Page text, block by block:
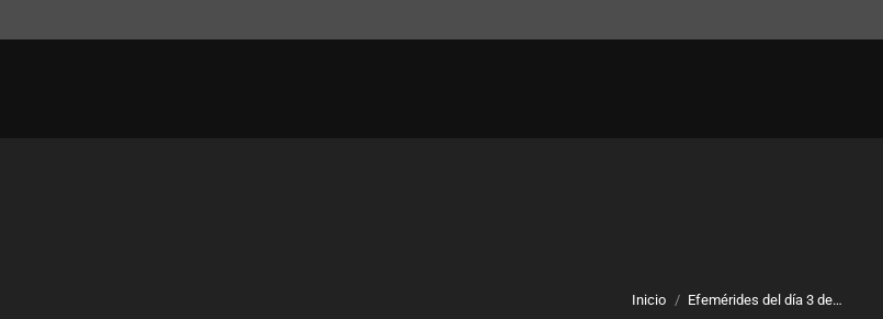
Estás aquí:
Inicio Efemérides del día 3 de…